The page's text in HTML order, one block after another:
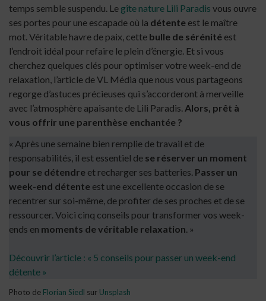
temps semble suspendu. Le gîte nature Lili Paradis vous ouvre
ses portes pour une escapade où la détente est le maître
mot. Véritable havre de paix, cette bulle de sérénité est
l’endroit idéal pour refaire le plein d’énergie. Et si vous
cherchez quelques clés pour optimiser votre week-end de
relaxation, l’article de VL Média que nous vous partageons
regorge d’astuces précieuses qui s’accorderont à merveille
avec l’atmosphère apaisante de Lili Paradis. Alors, prêt à
vous offrir une parenthèse enchantée ?
« Après une semaine bien remplie de travail et de
responsabilités, il est essentiel de se réserver un moment
pour se détendre et recharger ses batteries. Passer un
week-end détente est une excellente occasion de se
recentrer sur soi-même, de profiter de ses proches et de se
ressourcer. Voici cinq conseils pour transformer vos week-
ends en moments de véritable relaxation. »
Découvrir l’article : « 5 conseils pour passer un week-end
détente »
Photo de Florian Siedl sur Unsplash